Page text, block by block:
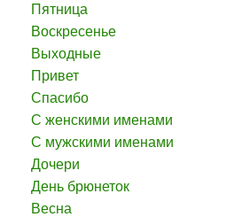
Пятница
Воскресенье
Выходные
Привет
Спасибо
С женскими именами
С мужскими именами
Дочери
День брюнеток
Весна